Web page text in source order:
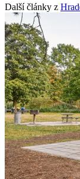
Další články z